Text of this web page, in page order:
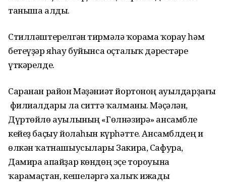
таныша алды.
Стилләштерелгән тирмәлә ҡорама ҡорау һәм
бетеүҙәр яһау буйынса оҫталыҡ дәрестәре
үткәрелде.
Саранан район Мәҙәниәт йортоноң ауылдарҙағы
филиалдары ла ситтә ҡалманы. Мәҫәлән,
Дүртөйлө ауылының «Гөлнәзирә» ансамбле
кейеҙ баҫыу йолаһын күрһәтте. Ансамблдең и
өлкән ҡатнашыусылары Закира, Сафура,
Дамира апайҙар көндөң эҫе тороуына
ҡарамаҫтан, кешеләргә халыҡ ижады